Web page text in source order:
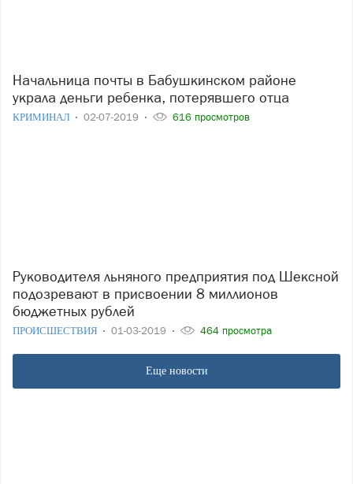
Начальница почты в Бабушкинском районе
украла деньги ребенка, потерявшего отца
КРИМИНАЛ 02-07-2019 616 просмотров
Руководителя льняного предприятия под Шексной
подозревают в присвоении 8 миллионов
бюджетных рублей
ПРОИСШЕСТВИЯ 01-03-2019 464 просмотра
Еще новости